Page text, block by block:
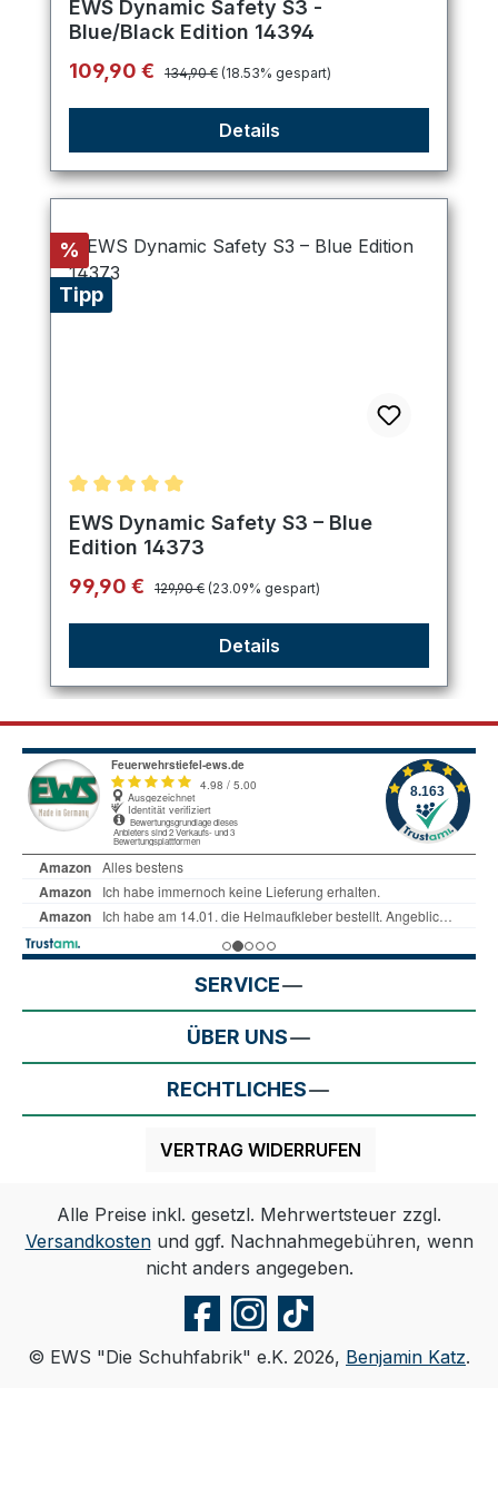
EWS Dynamic Safety S3 -
Blue/Black Edition 14394
Verkaufspreis:
109,90 € Regulärer Preis:
134,90 € (18.53% gespart)
Details
Rabatt
%
Tipp
Durchschnittliche Bewertung von 5 von 5 Sternen
EWS Dynamic Safety S3 – Blue
Edition 14373
Verkaufspreis:
99,90 € Regulärer Preis:
129,90 € (23.09% gespart)
Details
SERVICE
ÜBER UNS
RECHTLICHES
VERTRAG WIDERRUFEN
Alle Preise inkl. gesetzl. Mehrwertsteuer zzgl.
Versandkostenund ggf. Nachnahmegebühren, wenn
nicht anders angegeben.
© EWS "Die Schuhfabrik" e.K. 2026, Benjamin Katz.